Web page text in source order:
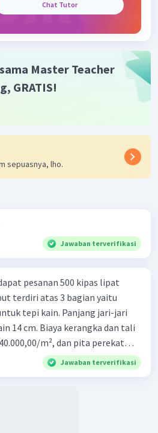
Chat Tutor
Master Teacher
GRATIS!
sepuasnya, lho.
Jawaban terverifikasi
pesanan 500 kipas lipat
terdiri atas 3 bagian yaitu
tepi kain. Panjang jari-jari
14 cm. Biaya kerangka dan tali
m², dan pita perekat
Rp6.500,00 per buah. Tentukan
Jawaban terverifikasi